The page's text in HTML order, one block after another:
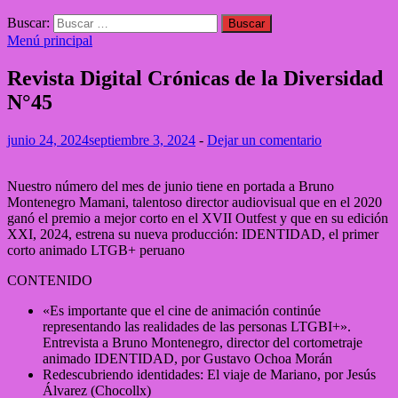
Buscar:
Menú principal
Revista Digital Crónicas de la Diversidad
N°45
junio 24, 2024septiembre 3, 2024 - Dejar un comentario
Nuestro número del mes de junio tiene en portada a Bruno
Montenegro Mamani, talentoso director audiovisual que en el 2020
ganó el premio a mejor corto en el XVII Outfest y que en su edición
XXI, 2024, estrena su nueva producción: IDENTIDAD, el primer
corto animado LTGB+ peruano
CONTENIDO
«Es importante que el cine de animación continúe
representando las realidades de las personas LTGBI+».
Entrevista a Bruno Montenegro, director del cortometraje
animado IDENTIDAD, por Gustavo Ochoa Morán
Redescubriendo identidades: El viaje de Mariano, por Jesús
Álvarez (Chocollx)